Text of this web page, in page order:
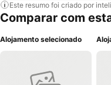
Este resumo foi criado por
Comparar com
Alojamento selecionado